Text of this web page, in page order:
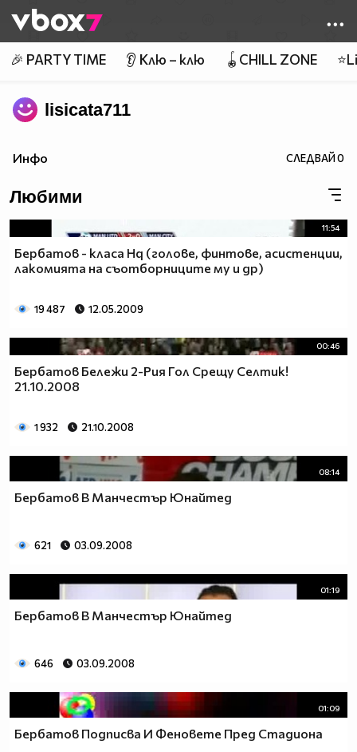
👾
🎉 PARTY TIME 👂 Клю – клю 🪀CHILL ZONE
lisicata711
Инфо СЛЕДВАЙ0
Любими
11:54
Бербатов - класа Hq (голове, финтове, асистенции,
лакомията на съотборниците му и др)
19 487 12.05.2009
00:46
Бербатов Бележи 2-Рия Гол Срещу Селтик!
21.10.2008
1 932 21.10.2008
08:14
Бербатов В Манчестър Юнайтед
621 03.09.2008
01:19
Бербатов В Манчестър Юнайтед
646 03.09.2008
01:09
Бербатов Подписва И Феновете Пред Стадиона